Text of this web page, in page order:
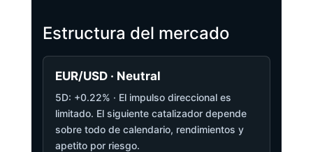
Estructura del mercado
EUR/USD · Neutral
5D: +0.22% · El impulso direccional es
limitado. El siguiente catalizador depende
sobre todo de calendario, rendimientos y
apetito por riesgo.